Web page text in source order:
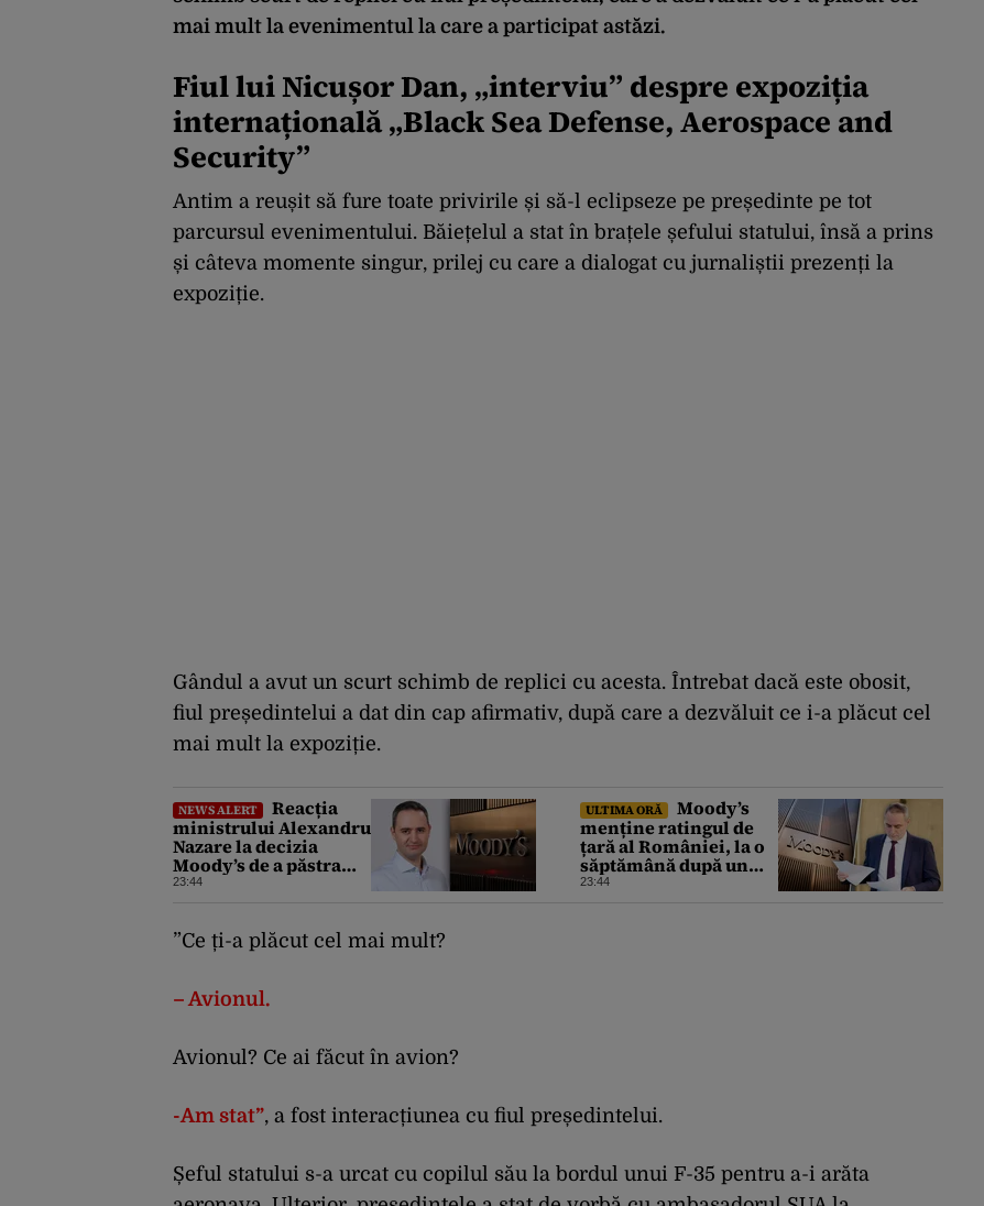
mai mult la evenimentul la care a participat astăzi.
Fiul lui Nicușor Dan, „interviu” despre expoziția
internațională „Black Sea Defense, Aerospace and
Security”
Antim a reușit să fure toate privirile și să-l eclipseze pe președinte pe tot
parcursul evenimentului. Băiețelul a stat în brațele șefului statului, însă a prins
și câteva momente singur, prilej cu care a dialogat cu jurnaliștii prezenți la
expoziție.
Gândul a avut un scurt schimb de replici cu acesta. Întrebat dacă este obosit,
fiul președintelui a dat din cap afirmativ, după care a dezvăluit ce i-a plăcut cel
mai mult la expoziție.
NEWS ALERT
Reacția
ministrului Alexandru
Nazare la decizia
Moody’s de a păstra
România
un răgaz, dar în niciun
caz un motiv de
23:44
ULTIMA ORĂ
Moody’s
menține ratingul de
țară al României, la o
săptămână după un
raport similar al
23:44
”Ce ți-a plăcut cel mai mult?
– Avionul.
Avionul? Ce ai făcut în avion?
-Am stat”, a fost interacțiunea cu fiul președintelui.
Șeful statului s-a urcat cu copilul său la bordul unui F-35 pentru a-i arăta